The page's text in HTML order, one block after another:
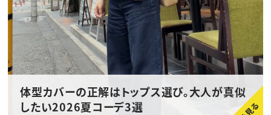
体型カバーの正解はトップス選び。大人が真似
したい2026夏コーデ3選